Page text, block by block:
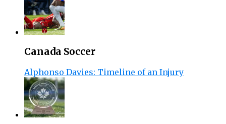
Canada Soccer
Alphonso Davies: Timeline of an Injury